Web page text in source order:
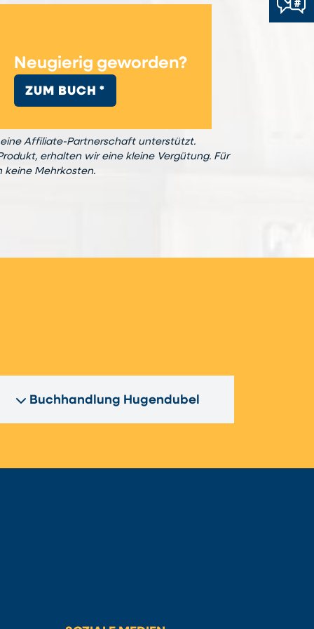
Neugierig geworden?
ZUM BUCH *
Affiliate-Partnerschaft unterstützt.
erhalten wir eine kleine Vergütung. Für
keine Mehrkosten.
Buchhandlung Hugendubel